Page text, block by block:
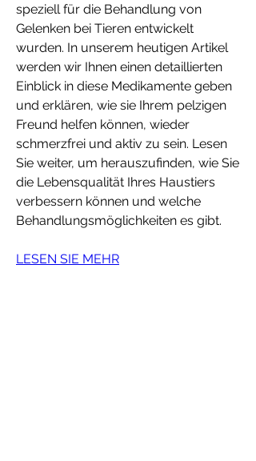
speziell für die Behandlung von
Gelenken bei Tieren entwickelt
wurden. In unserem heutigen Artikel
werden wir Ihnen einen detaillierten
Einblick in diese Medikamente geben
und erklären, wie sie Ihrem pelzigen
Freund helfen können, wieder
schmerzfrei und aktiv zu sein. Lesen
Sie weiter, um herauszufinden, wie Sie
die Lebensqualität Ihres Haustiers
verbessern können und welche
Behandlungsmöglichkeiten es gibt.
LESEN SIE MEHR